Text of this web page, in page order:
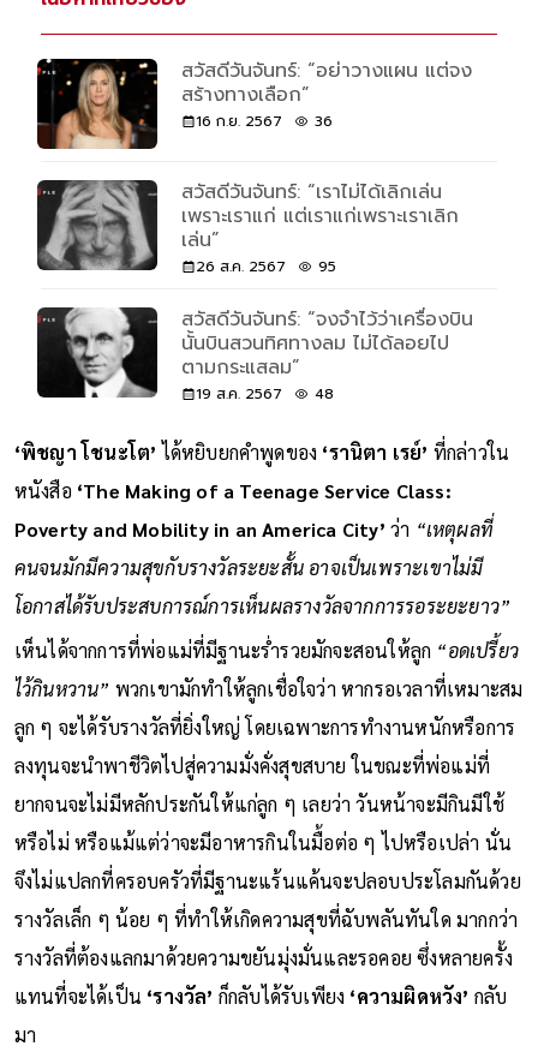
สวัสดีวันจันทร์: “อย่าวางแผน แต่จง
สร้างทางเลือก”
16 ก.ย. 2567 36
สวัสดีวันจันทร์: “เราไม่ได้เลิกเล่น
เพราะเราแก่ แต่เราแก่เพราะเราเลิก
เล่น”
26 ส.ค. 2567 95
สวัสดีวันจันทร์: “จงจำไว้ว่าเครื่องบิน
นั้นบินสวนทิศทางลม ไม่ได้ลอยไป
ตามกระแสลม”
19 ส.ค. 2567 48
‘พิชญา โชนะโต’ ได้หยิบยกคำพูดของ ‘รานิตา เรย์’ ที่กล่าวใน
หนังสือ ‘The Making of a Teenage Service Class:
Poverty and Mobility in an America City’ ว่า “เหตุผลที่
คนจนมักมีความสุขกับรางวัลระยะสั้น อาจเป็นเพราะเขาไม่มี
โอกาสได้รับประสบการณ์การเห็นผลรางวัลจากการรอระยะยาว”
เห็นได้จากการที่พ่อแม่ที่มีฐานะร่ำรวยมักจะสอนให้ลูก “อดเปรี้ยว
ไว้กินหวาน” พวกเขามักทำให้ลูกเชื่อใจว่า หากรอเวลาที่เหมาะสม
ลูก ๆ จะได้รับรางวัลที่ยิ่งใหญ่ โดยเฉพาะการทำงานหนักหรือการ
ลงทุนจะนำพาชีวิตไปสู่ความมั่งคั่งสุขสบาย ในขณะที่พ่อแม่ที่
ยากจนจะไม่มีหลักประกันให้แก่ลูก ๆ เลยว่า วันหน้าจะมีกินมีใช้
หรือไม่ หรือแม้แต่ว่าจะมีอาหารกินในมื้อต่อ ๆ ไปหรือเปล่า นั่น
จึงไม่แปลกที่ครอบครัวที่มีฐานะแร้นแค้นจะปลอบประโลมกันด้วย
รางวัลเล็ก ๆ น้อย ๆ ที่ทำให้เกิดความสุขที่ฉับพลันทันใด มากกว่า
รางวัลที่ต้องแลกมาด้วยความขยันมุ่งมั่นและรอคอย ซึ่งหลายครั้ง
แทนที่จะได้เป็น ‘รางวัล’ ก็กลับได้รับเพียง ‘ความผิดหวัง’ กลับ
มา